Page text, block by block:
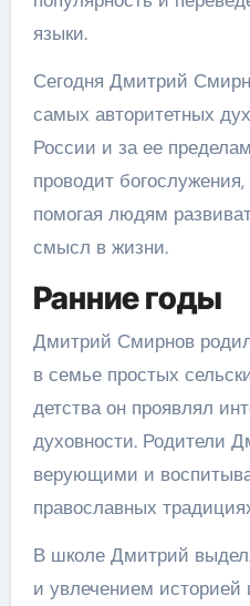
языки.
Сегодня Дмитрий
самых авторитетных
России и за ее
проводит
помогая людям
смысл в жизни.
Ранние годы
Дмитрий Смирнов
в семье простых
детства он проявлял
духовности. Родители
верующими и
православных
В школе Дмитрий
и увлечением историей